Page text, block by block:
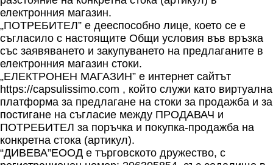
електронния магазин.
„ПОТРЕБИТЕЛ” e дееспособно лице, което се е
съгласило с настоящите Общи условия във връзка
със заявяването и закупуването на предлаганите в
електронния магазин стоки.
„ЕЛЕКТРОНЕН МАГАЗИН” е интернет сайтът
https://capsulissimo.com , който служи като виртуална
платформа за предлагане на стоки за продажба и за
постигане на съгласие между ПРОДАВАЧ и
ПОТРЕБИТЕЛ за поръчка и покупка-продажба на
конкретна стока (артикул).
“ДИВЕВА”ЕООД е търговското дружество, с